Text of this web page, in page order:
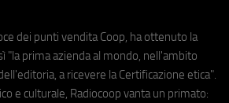
dei punti vendita Coop, ha ottenuto la
"la prima azienda al mondo, nell'ambito
a ricevere la Certificazione etica".
e culturale, Radiocoop vanta un primato: